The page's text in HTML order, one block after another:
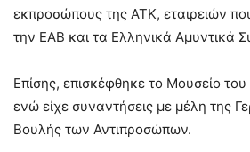
εκπροσώπους της ΑΤΚ, εταιρειών
την ΕΑΒ και τα Ελληνικά Αμυντικά
Επίσης, επισκέφθηκε το Μουσείο
ενώ είχε συναντήσεις με μέλη της
Βουλής των Αντιπροσώπων.